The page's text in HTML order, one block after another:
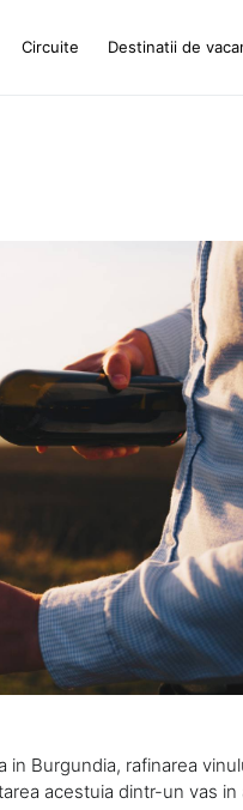
Circuite Destinatii de
in Burgundia, rafinarea
acestuia dintr-un vas